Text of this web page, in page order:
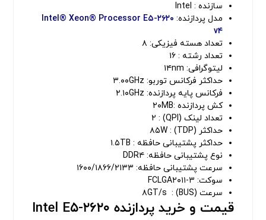
سازنده : Intel
مدل پردازنده: Intel® Xeon® Processor E۵-۲۶۲۰
v۴
تعداد هسته فیزیکی: ۸
تعداد رشته : ۱۶
لیتوگرافی: ۱۴nm
حداکثر فرکانس توربو: ۳.۰۰GHz
فرکانس پایه پردازنده: ۲.۱۰GHz
کش پردازنده :۲۰MB
تعداد لینک (QPI) : ۲
حداکثر (TDP) : ۸۵W
حداکثر پشتیبانی حافظه : ۱.۵TB
نوع پشتیبانی حافظه: DDR۴
سرعت پشتیبانی حافظه: ۱۶۰۰/۱۸۶۶/۲۱۳۳
سوکت: FCLGA۲۰۱۱-۳
سرعت (BUS) : ۸GT/s
قیمت و خرید پردازنده Intel E۵-۲۶۲۰